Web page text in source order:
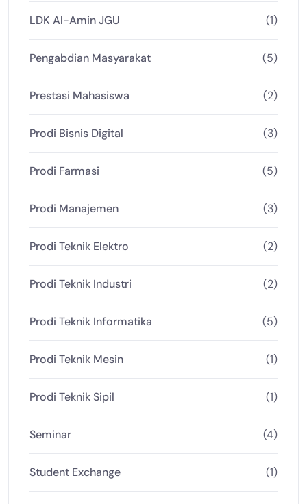
LDK Al-Amin JGU (1)
Pengabdian Masyarakat (5)
Prestasi Mahasiswa (2)
Prodi Bisnis Digital (3)
Prodi Farmasi (5)
Prodi Manajemen (3)
Prodi Teknik Elektro (2)
Prodi Teknik Industri (2)
Prodi Teknik Informatika (5)
Prodi Teknik Mesin (1)
Prodi Teknik Sipil (1)
Seminar (4)
Student Exchange (1)